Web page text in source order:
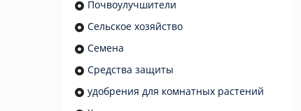
Почвоулучшители
Сельское хозяйство
Семена
Средства защиты
удобрения для комнатных растений